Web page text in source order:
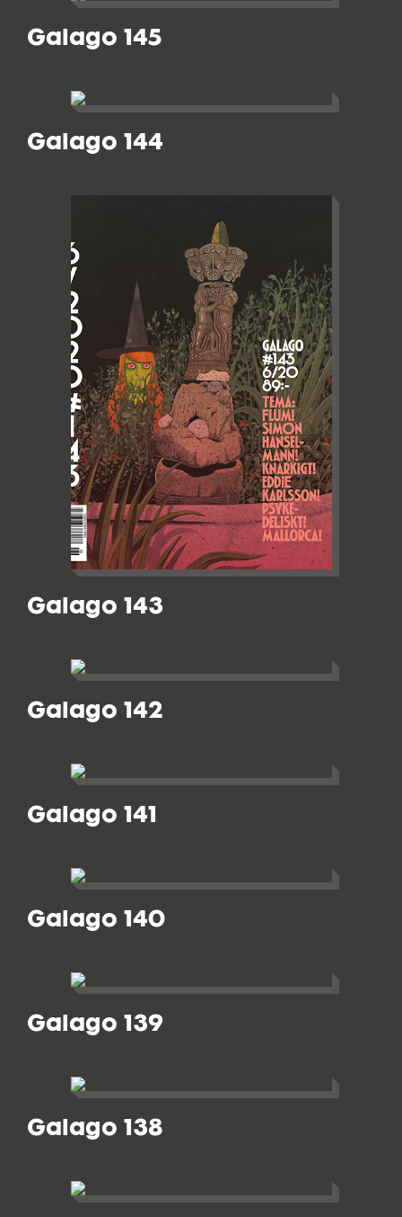
Galago 145
Galago 144
Galago 143
Galago 142
Galago 141
Galago 140
Galago 139
Galago 138